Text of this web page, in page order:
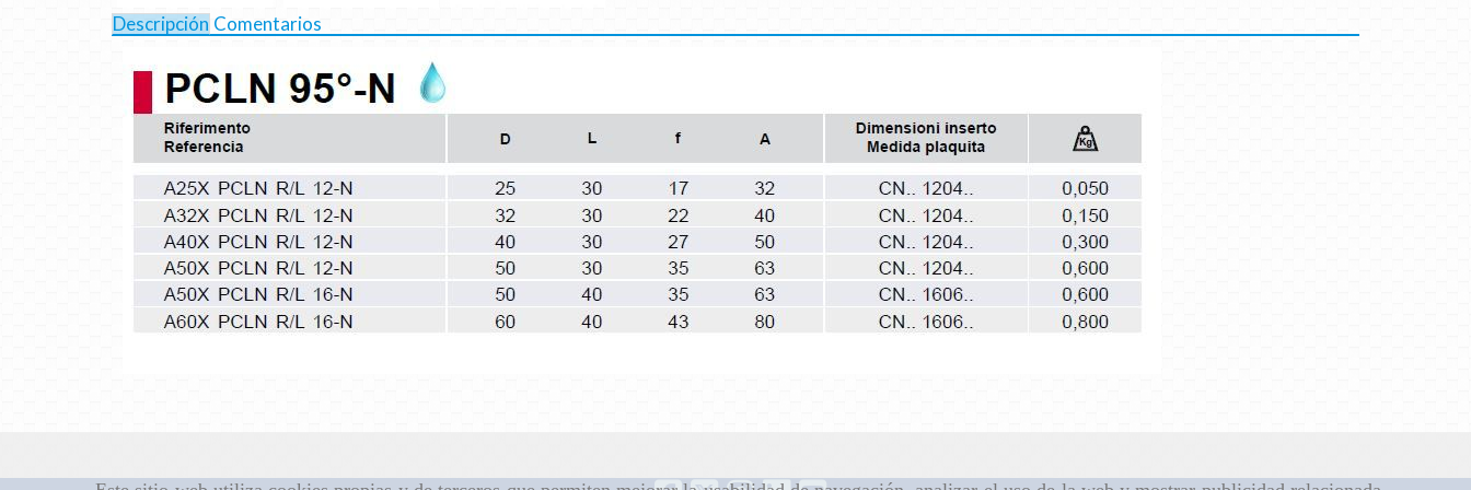
Descripción Comentarios